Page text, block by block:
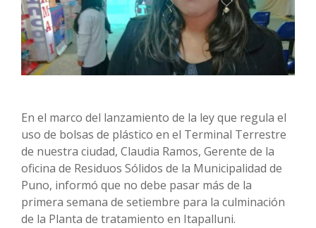
En el marco del lanzamiento de la ley que regula el
uso de bolsas de plástico en el Terminal Terrestre
de nuestra ciudad, Claudia Ramos, Gerente de la
oficina de Residuos Sólidos de la Municipalidad de
Puno, informó que no debe pasar más de la
primera semana de setiembre para la culminación
de la Planta de tratamiento en Itapalluni.